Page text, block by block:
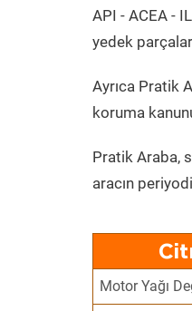
API - ACEA -
yedek
Ayrıca Pratik
koruma
Pratik Araba,
aracın
Motor Yağı